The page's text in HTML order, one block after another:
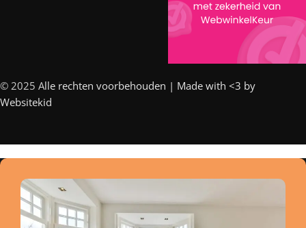
© 2025 Alle rechten voorbehouden | Made with <3 by
Websitekid